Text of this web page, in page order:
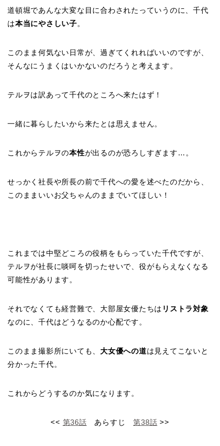
道頓堀であんな大変な目に合わされたっていうのに、千代
は本当にやさしい子。
このまま何気ない日常が、過ぎてくれればいいのですが、
そんなにうまくはいかないのだろうと考えます。
テルヲは訳あって千代のところへ来たはず！
一緒に暮らしたいから来たとは思えません。
これからテルヲの本性が出るのが恐ろしすぎます…。
せっかく社長や所長の前で千代への愛を述べたのだから、
このままいいお父ちゃんのままでいてほしい！
これまでは中堅どころの役柄をもらっていた千代ですが、
テルヲが社長に啖呵を切ったせいで、役がもらえなくなる
可能性があります。
それでなくても経営難で、大部屋女優たちは リストラ対象
なのに、千代はどうなるのか心配です。
このまま撮影所にいても、 大女優への道は見えてこないと
分かった千代。
これからどうするのか気になります。
<< 第36話 あらすじ第38話 >>